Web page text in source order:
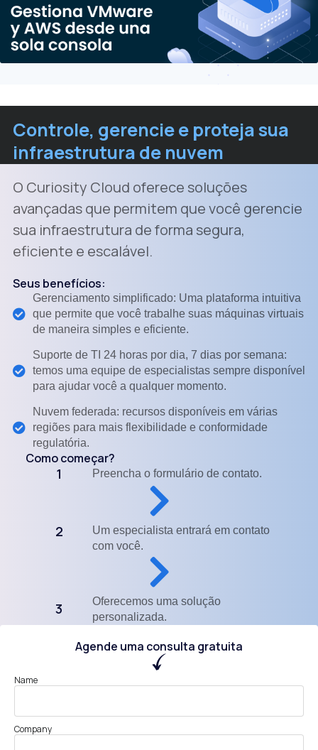
Controle, gerencie e proteja sua
infraestrutura de nuvem
O Curiosity Cloud oferece soluções
avançadas que permitem que você gerencie
sua infraestrutura de forma segura,
eficiente e escalável.
Seus benefícios:
Gerenciamento simplificado: Uma plataforma intuitiva
que permite que você trabalhe suas máquinas virtuais
de maneira simples e eficiente.
Suporte de TI 24 horas por dia, 7 dias por semana:
temos uma equipe de especialistas sempre disponível
para ajudar você a qualquer momento.
Nuvem federada: recursos disponíveis em várias
regiões para mais flexibilidade e conformidade
regulatória.
Como começar?
1 Preencha o formulário de contato.
2
Um especialista entrará em contato
com você.
3
Oferecemos uma solução
personalizada.
Agende uma consulta gratuita
Name
Company